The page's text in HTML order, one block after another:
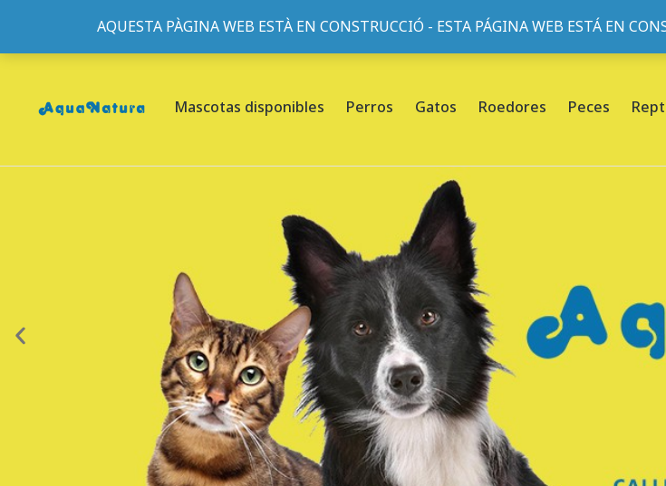
AQUESTA PÀGINA WEB ESTÀ EN CONSTRUCCIÓ - ESTA PÁGINA WEB ESTÁ EN
933095977-933152057-933103463- C/ de Roger de Flor, 45, L'Eixample, 08013 Barcelona |
Mascotas disponibles Perros Gatos Roedores Peces